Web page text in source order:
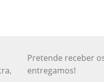
Pretende receber
entregamos!